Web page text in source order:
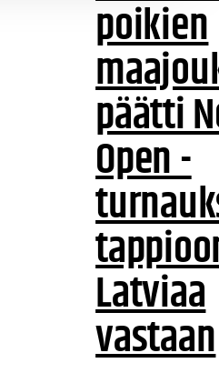
poikien
päätti
Open -
Latviaa
vastaan